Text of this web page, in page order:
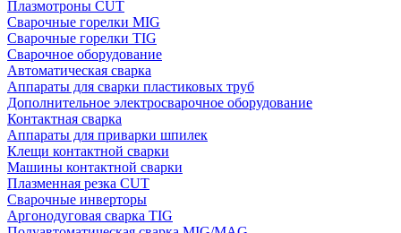
Плазмотроны CUT
Сварочные горелки MIG
Сварочные горелки TIG
Сварочное оборудование
Автоматическая сварка
Аппараты для сварки пластиковых труб
Дополнительное электросварочное оборудование
Контактная сварка
Аппараты для приварки шпилек
Клещи контактной сварки
Машины контактной сварки
Плазменная резка CUT
Сварочные инверторы
Аргонодуговая сварка TIG